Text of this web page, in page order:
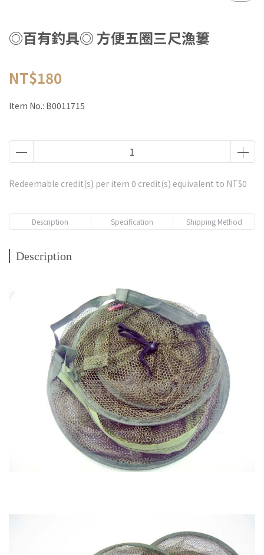
◎百有釣具◎ 方便五圈三尺漁簍
NT$180
Item No.: B0011715
Redeemable credit(s) per item 0 credit(s) equivalent to NT$0
Description Specification Shipping Method
Description